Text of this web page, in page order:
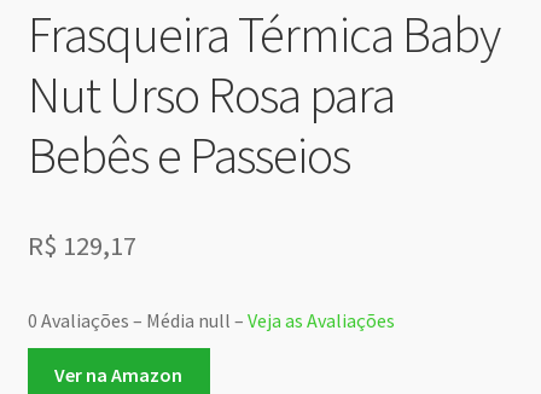
Frasqueira Térmica Baby
Nut Urso Rosa para
Bebês e Passeios
R$ 129,17
0 Avaliações – Média null – Veja as Avaliações
Ver na Amazon